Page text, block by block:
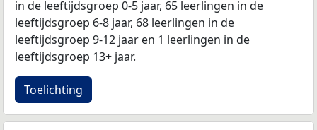
in de leeftijdsgroep 0-5 jaar, 65 leerlingen in de
leeftijdsgroep 6-8 jaar, 68 leerlingen in de
leeftijdsgroep 9-12 jaar en 1 leerlingen in de
leeftijdsgroep 13+ jaar.
Toelichting